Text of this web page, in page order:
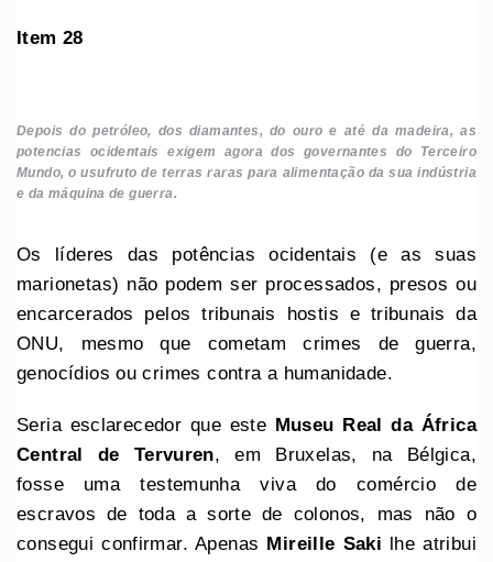
Item 28
Depois do petróleo, dos diamantes, do ouro e até da madeira, as
potencias ocidentais exigem agora dos governantes do Terceiro
Mundo, o usufruto de terras raras para alimentação da sua indústria
e da máquina de guerra.
Os líderes das potências ocidentais (e as suas
marionetas) não podem ser processados, presos ou
encarcerados pelos tribunais hostis e tribunais da
ONU, mesmo que cometam crimes de guerra,
genocídios ou crimes contra a humanidade.
Seria esclarecedor que este Museu Real da África
Central de Tervuren, em Bruxelas, na Bélgica,
fosse uma testemunha viva do comércio de
escravos de toda a sorte de colonos, mas não o
consegui confirmar. Apenas Mireille Saki lhe atribui